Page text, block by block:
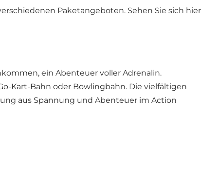
Paketangeboten. Sehen Sie sich hier
ein Abenteuer voller Adrenalin.
Kart-Bahn oder Bowlingbahn. Die vielfältigen
aus Spannung und Abenteuer im Action